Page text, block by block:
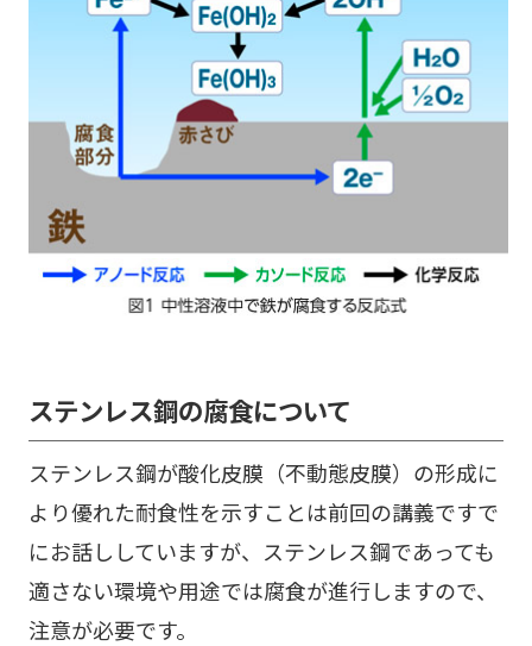
ステンレス鋼の腐食について
ステンレス鋼が酸化皮膜（不動態皮膜）の形成に
より優れた耐食性を示すことは前回の講義ですで
にお話ししていますが、ステンレス鋼であっても
適さない環境や用途では腐食が進行しますので、
注意が必要です。